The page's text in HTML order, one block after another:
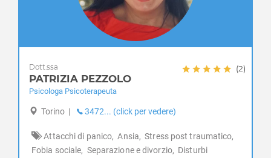
Rhemes-Saint-Georges
Saint-Christophe
Saint-Denis
Saint-Marcel
Saint-Oyen
Saint-Pierre
Tossicodipendenza
Dott.ssa
PATRIZIA PEZZOLO
(2)
Psicologa Psicoterapeuta
Torino | 3472... (click per vedere)
Attacchi di panico, Ansia, Stress post traumatico,
Fobia sociale, Separazione e divorzio, Disturbi